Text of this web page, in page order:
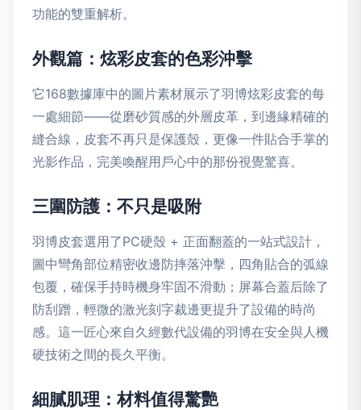
功能的雙重解析。
外觀篇：炫彩皮套的色彩沖擊
它168數據庫中的圖片素材展示了羽博炫彩皮套的每
一處細節——從磨砂質感的外層皮革，到邊緣精確的
縫合線，皮套不再只是保護殼，更像一件貼合手掌的
光影作品，完美喚醒用戶心中的那份視覺驚喜。
三圍防護：不只是吸附
羽博皮套選用了PC硬殼 + 正面翻蓋的一站式設計，
圖中彎角部位精密收邊防摔落沖擊，四角貼合的弧線
包覆，確保手持時機身牢固不滑動；屏幕合蓋后除了
防刮蹭，輕微的激光刻字裁邊更提升了設備的時尚
感。這一匠心來自久經數代設備的羽博在安全與人機
硬技術之間的長久平衡。
細膩肌理：材料值得驚艷